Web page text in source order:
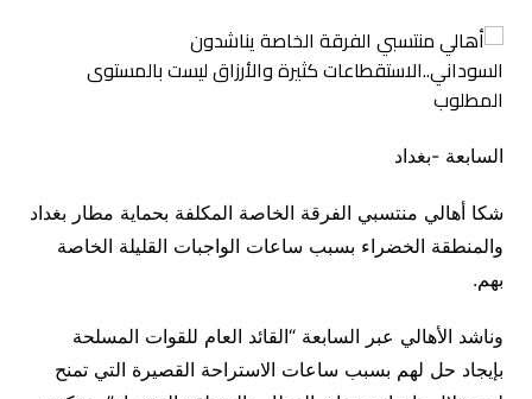
السابعة -بغداد
شكا أهالي منتسبي الفرقة الخاصة المكلفة بحماية مطار بغداد
والمنطقة الخضراء بسبب ساعات الواجبات القليلة الخاصة
بهم.
وناشد الأهالي عبر السابعة “القائد العام للقوات المسلحة
بإيجاد حل لهم بسبب ساعات الاستراحة القصيرة التي تمنح